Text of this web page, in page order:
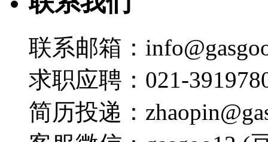
联系邮箱：
求职应聘：021-
简历投递：